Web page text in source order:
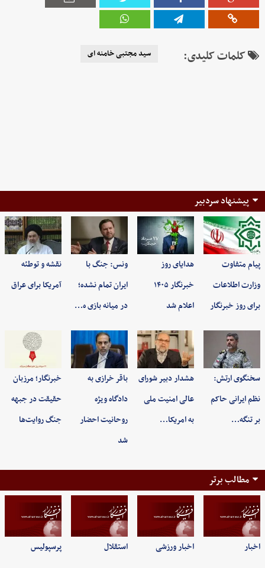
کلمات کلیدی: سید مجتبی خامنه ای
پیشنهاد سردبیر
پیام متفاوت
وزارت اطلاعات
برای روز خبرنگار
هدایای روز
خبرنگار ۱۴۰۵
اعلام شد
ونس: جنگ با
ایران تمام نشده؛
در میانه بازی ه…
نقشه و توطئه
آمریکا برای عراق
سخنگوی ارتش:
نظم ایرانی حاکم
بر تنگه…
هشدار دبیر شورای
عالی امنیت ملی
به امریکا…
باقر خرازی به
دادگاه ویژه
روحانیت احضار
شد
خبرنگار؛ مرزبان
حقیقت در جبهه
جنگ روایت‌ها
مطالب برتر
اخبار اخبار ورزشی استقلال پرسپولیس